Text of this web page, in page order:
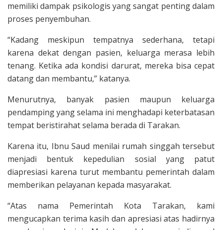
memiliki dampak psikologis yang sangat penting dalam
proses penyembuhan.
“Kadang meskipun tempatnya sederhana, tetapi
karena dekat dengan pasien, keluarga merasa lebih
tenang. Ketika ada kondisi darurat, mereka bisa cepat
datang dan membantu,” katanya.
Menurutnya, banyak pasien maupun keluarga
pendamping yang selama ini menghadapi keterbatasan
tempat beristirahat selama berada di Tarakan.
Karena itu, Ibnu Saud menilai rumah singgah tersebut
menjadi bentuk kepedulian sosial yang patut
diapresiasi karena turut membantu pemerintah dalam
memberikan pelayanan kepada masyarakat.
“Atas nama Pemerintah Kota Tarakan, kami
mengucapkan terima kasih dan apresiasi atas hadirnya